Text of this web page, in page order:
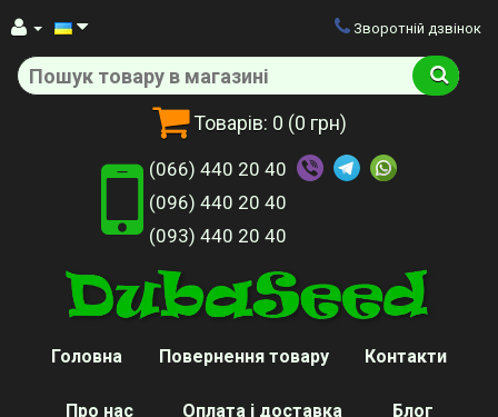
Товарів: 0 (0 грн)
Зворотній дзвінок
(066) 440 20 40
(096) 440 20 40
(093) 440 20 40
Головна Повернення товару Контакти
Про нас Оплата і доставка Блог